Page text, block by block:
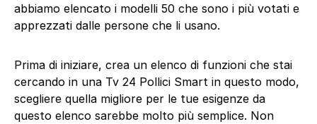
abbiamo elencato i modelli 50 che sono i più votati e
apprezzati dalle persone che li usano.
Prima di iniziare, crea un elenco di funzioni che stai
cercando in una Tv 24 Pollici Smart in questo modo,
scegliere quella migliore per le tue esigenze da
questo elenco sarebbe molto più semplice. Non